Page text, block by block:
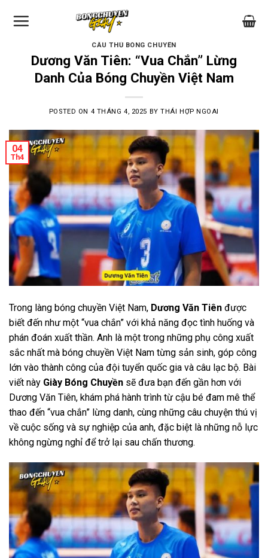
CẦU THỦ BÓNG CHUYỀN
Dương Văn Tiên: “Vua Chắn” Lừng
Danh Của Bóng Chuyền Việt Nam
POSTED ON 4 THÁNG 4, 2025 BYTHÁI HỢP NGOAI
04
Th4
Trong làng bóng chuyền Việt Nam, Dương Văn Tiên được
biết đến như một “vua chắn” với khả năng đọc tình huống và
phán đoán xuất thần. Anh là một trong những phụ công xuất
sắc nhất mà bóng chuyền Việt Nam từng sản sinh, góp công
lớn vào thành công của đội tuyển quốc gia và câu lạc bộ. Bài
viết này Giày Bóng Chuyền sẽ đưa bạn đến gần hơn với
Dương Văn Tiên, khám phá hành trình từ cậu bé đam mê thể
thao đến “vua chắn” lừng danh, cùng những câu chuyện thú vị
về cuộc sống và sự nghiệp của anh, đặc biệt là những nỗ lực
không ngừng nghỉ để trở lại sau chấn thương.